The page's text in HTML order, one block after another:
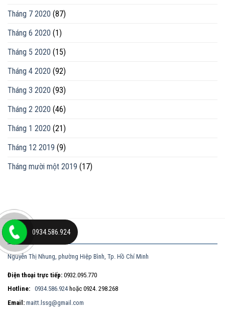
Tháng 7 2020 (87)
Tháng 6 2020 (1)
Tháng 5 2020 (15)
Tháng 4 2020 (92)
Tháng 3 2020 (93)
Tháng 2 2020 (46)
Tháng 1 2020 (21)
Tháng 12 2019 (9)
Tháng mười một 2019 (17)
ĐỊA CHỈ
Nguyễn Thị Nhung, phường Hiệp Bình, Tp. Hồ Chí Minh
Điện thoại trực tiếp: 0932.095.770
Hotline: 0934.586.924 hoặc 0924. 298.268
Email: maitt.lssg@gmail.com
0934.586.924